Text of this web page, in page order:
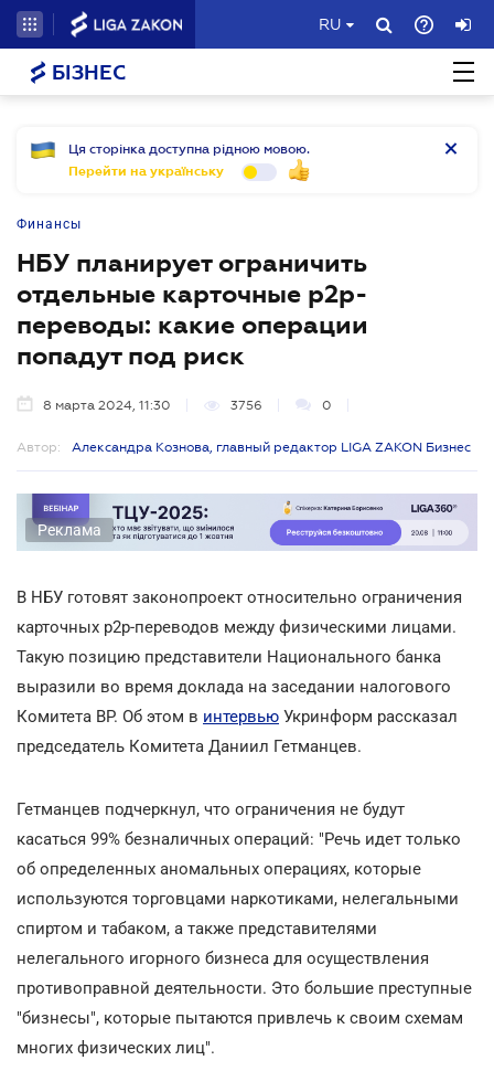
RU
БІЗНЕС
Ця сторінка доступна рідною мовою.
Перейти на українську
Финансы
НБУ планирует ограничить
отдельные карточные p2p-
переводы: какие операции
попадут под риск
8 марта 2024, 11:30 3756 0
Автор: Александра Кознова, главный редактор LIGA ZAKON Бизнес
Реклама
В НБУ готовят законопроект относительно ограничения
карточных p2p-переводов между физическими лицами.
Такую позицию представители Национального банка
выразили во время доклада на заседании налогового
Комитета ВР. Об этом в интервью Укринформ рассказал
председатель Комитета Даниил Гетманцев.
Гетманцев подчеркнул, что ограничения не будут
касаться 99% безналичных операций: "Речь идет только
об определенных аномальных операциях, которые
используются торговцами наркотиками, нелегальными
спиртом и табаком, а также представителями
нелегального игорного бизнеса для осуществления
противоправной деятельности. Это большие преступные
"бизнесы", которые пытаются привлечь к своим схемам
многих физических лиц".